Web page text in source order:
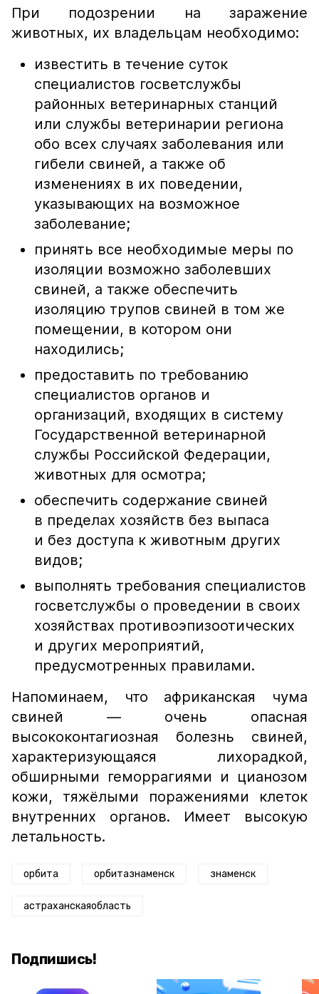
При подозрении на заражение
животных, их владельцам необходимо:
известить в течение суток
специалистов госветслужбы
районных ветеринарных станций
или службы ветеринарии региона
обо всех случаях заболевания или
гибели свиней, а также об
изменениях в их поведении,
указывающих на возможное
заболевание;
принять все необходимые меры по
изоляции возможно заболевших
свиней, а также обеспечить
изоляцию трупов свиней в том же
помещении, в котором они
находились;
предоставить по требованию
специалистов органов и
организаций, входящих в систему
Государственной ветеринарной
службы Российской Федерации,
животных для осмотра;
обеспечить содержание свиней
в пределах хозяйств без выпаса
и без доступа к животным других
видов;
выполнять требования специалистов
госветслужбы о проведении в своих
хозяйствах противоэпизоотических
и других мероприятий,
предусмотренных правилами.
Напоминаем, что африканская чума
свиней — очень опасная
высококонтагиозная болезнь свиней,
характеризующаяся лихорадкой,
обширными геморрагиями и цианозом
кожи, тяжёлыми поражениями клеток
внутренних органов. Имеет высокую
летальность.
орбита орбитазнаменск знаменск
астраханскаяобласть
Подпишись!